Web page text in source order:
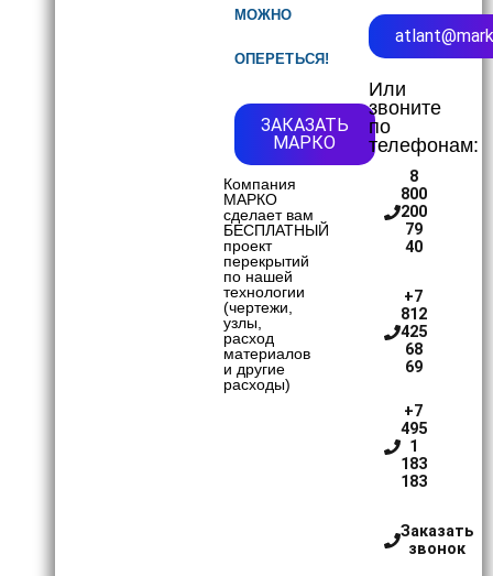
МОЖНО
ОПЕРЕТЬСЯ!
ЗАКАЗАТЬ
МАРКО
Компания
МАРКО
сделает вам
БЕСПЛАТНЫЙ
проект
перекрытий
по нашей
технологии
(чертежи,
узлы,
расход
материалов
и другие
расходы)
Или
звоните
по
телефонам:
8
800
200
79
40
+7
812
425
68
69
+7
495
1
183
183
Заказать
звонок